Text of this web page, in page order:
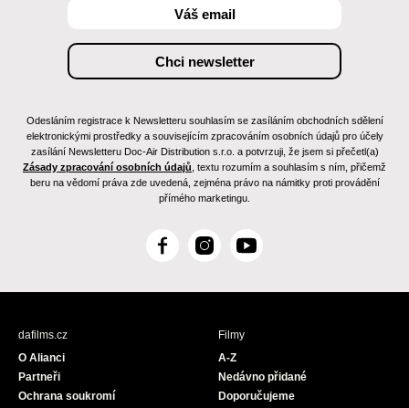
Odesláním registrace k Newsletteru souhlasím se zasíláním obchodních sdělení
elektronickými prostředky a souvisejícím zpracováním osobních údajů pro účely
zasílání Newsletteru Doc-Air Distribution s.r.o. a potvrzuji, že jsem si přečetl(a)
Zásady zpracování osobních údajů , textu rozumím a souhlasím s ním, přičemž
beru na vědomí práva zde uvedená, zejména právo na námitky proti provádění
přímého marketingu.
F
c
I
s
Y
u
dafilms.cz
O Alianci
Partneři
Ochrana soukromí
Filmy
A-Z
Nedávno přidané
Doporučujeme